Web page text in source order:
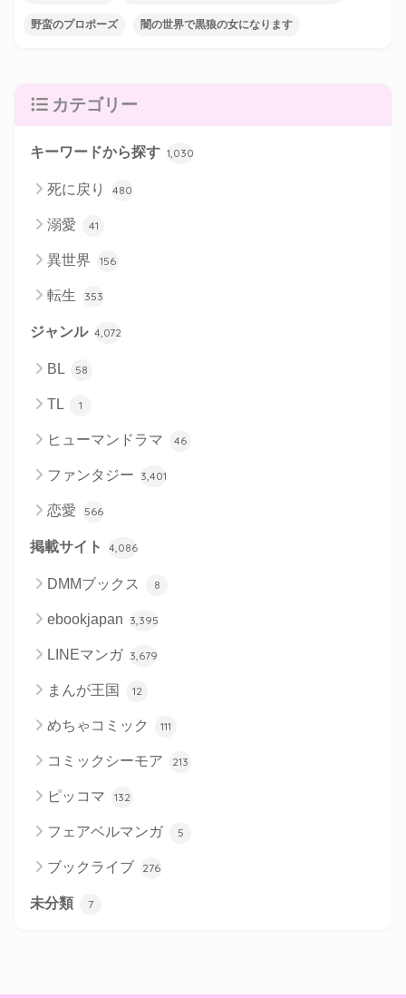
野蛮のプロポーズ 闇の世界で黒狼の女になります
カテゴリー
キーワードから探す 1,030
死に戻り 480
溺愛 41
異世界 156
転生 353
ジャンル 4,072
BL 58
TL 1
ヒューマンドラマ 46
ファンタジー 3,401
恋愛 566
掲載サイト 4,086
DMMブックス 8
ebookjapan 3,395
LINEマンガ 3,679
まんが王国 12
めちゃコミック 111
コミックシーモア 213
ピッコマ 132
フェアベルマンガ 5
ブックライブ 276
未分類 7